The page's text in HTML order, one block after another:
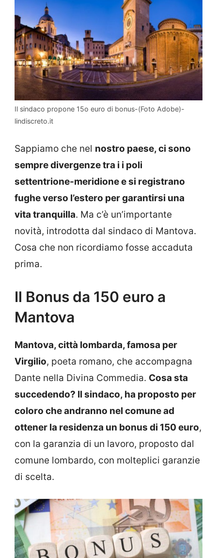
Il sindaco propone 15o euro di bonus-(Foto Adobe)-
lindiscreto.it
Sappiamo che nel nostro paese, ci sono
sempre divergenze tra i i poli
settentrione-meridione e si registrano
fughe verso l’estero per garantirsi una
vita tranquilla. Ma c’è un’importante
novità, introdotta dal sindaco di Mantova.
Cosa che non ricordiamo fosse accaduta
prima.
Il Bonus da 150 euro a
Mantova
Mantova, città lombarda, famosa per
Virgilio, poeta romano, che accompagna
Dante nella Divina Commedia. Cosa sta
succedendo? Il sindaco, ha proposto per
coloro che andranno nel comune ad
ottener la residenza un bonus di 150 euro,
con la garanzia di un lavoro, proposto dal
comune lombardo, con molteplici garanzie
di scelta.